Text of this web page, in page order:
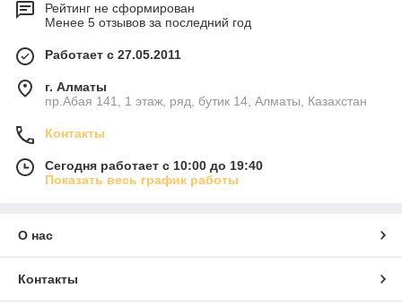
Рейтинг не сформирован
Менее 5 отзывов за последний год
Работает с 27.05.2011
г. Алматы
пр.Абая 141, 1 этаж, ряд, бутик 14, Алматы, Казахстан
Контакты
Сегодня работает с 10:00 до 19:40
Показать весь график работы
О нас
Контакты